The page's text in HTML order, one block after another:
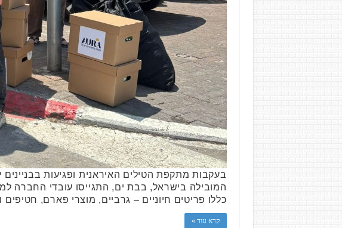
בעקבות מתקפת הטילים האיראנית ופגיעות
המובילה בישראל, בבת ים, התגייסו עובדי החברה
כללו פריטים חיוניים – גרביים, מוצרי פארם,
קרא עוד »